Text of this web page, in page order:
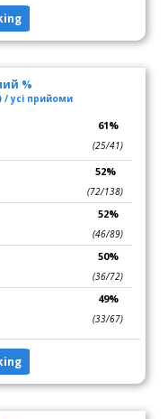
%
усі прийоми
61%
(25/41)
52%
(72/138)
52%
(46/89)
50%
(36/72)
49%
(33/67)